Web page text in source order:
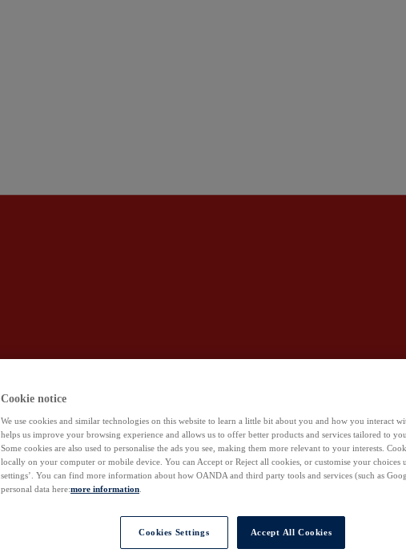
Cookie notice
We use cookies and similar technologies on this website to learn a little bit about you and how you interact
helps us improve your browsing experience and allows us to offer better products and services tailored to
Some cookies are also used to personalise the ads you see, making them more relevant to your interests.
locally on your computer or mobile device. You can Accept or Reject all cookies, or customise your choices
settings’. You can find more information about how OANDA and third party tools and services (such as
personal data here:more information
Cookies Settings Accept All Cookies